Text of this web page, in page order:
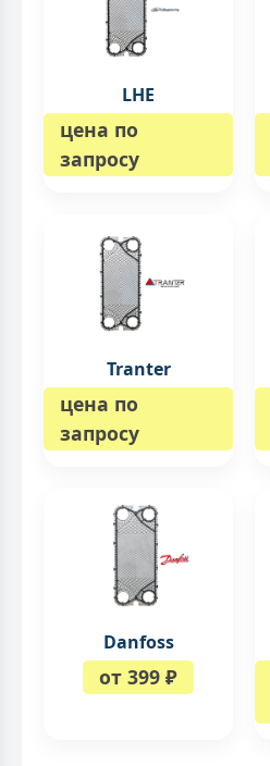
LHE
цена по
запросу
Tranter
цена по
запросу
Danfoss
от 399 ₽